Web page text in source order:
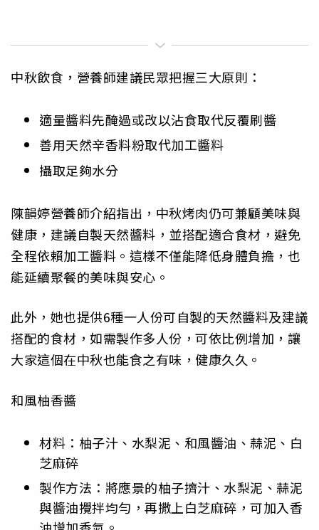
中秋飲食，營養師建議民眾把握三大原則：
適量醬料先醃過或改以沾食取代反覆刷醬
善用天然辛香料粉取代加工醬料
攝取足夠水分
陳韻婷營養師介紹指出，中秋烤肉仍可兼顧美味與
健康，建議自製天然醬料，並搭配適合食材，避免
全程依賴加工醬料。這樣不僅能降低身體負擔，也
能延續聚餐的美味與安心。
此外，她也提供6種一人份可自製的天然醬料及建議
搭配的食材，如需製作多人份，可依比例增加，讓
大家這個在中秋也能食之有味，健康久久。
和風柚香醬
材料：柚子汁、水梨泥、和風醬油、蒜泥、白
芝麻碎
製作方法：將應景的柚子擠汁、水梨泥、蒜泥
與醬油攪拌均勻，再撒上白芝麻碎，可加入香